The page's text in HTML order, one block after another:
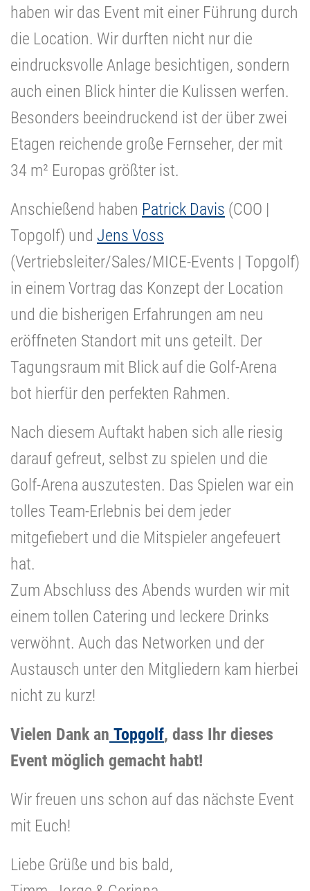
haben wir das Event mit einer Führung durch
die Location. Wir durften nicht nur die
eindrucksvolle Anlage besichtigen, sondern
auch einen Blick hinter die Kulissen werfen.
Besonders beeindruckend ist der über zwei
Etagen reichende große Fernseher, der mit
34 m² Europas größter ist.
Anschießend haben Patrick Davis (COO |
Topgolf) und Jens Voss
(Vertriebsleiter/Sales/MICE-Events | Topgolf)
in einem Vortrag das Konzept der Location
und die bisherigen Erfahrungen am neu
eröffneten Standort mit uns geteilt. Der
Tagungsraum mit Blick auf die Golf-Arena
bot hierfür den perfekten Rahmen.
Nach diesem Auftakt haben sich alle riesig
darauf gefreut, selbst zu spielen und die
Golf-Arena auszutesten. Das Spielen war ein
tolles Team-Erlebnis bei dem jeder
mitgefiebert und die Mitspieler angefeuert
hat.
Zum Abschluss des Abends wurden wir mit
einem tollen Catering und leckere Drinks
verwöhnt. Auch das Networken und der
Austausch unter den Mitgliedern kam hierbei
nicht zu kurz!
Vielen Dank an Topgolf, dass Ihr dieses
Event möglich gemacht habt!
Wir freuen uns schon auf das nächste Event
mit Euch!
Liebe Grüße und bis bald,